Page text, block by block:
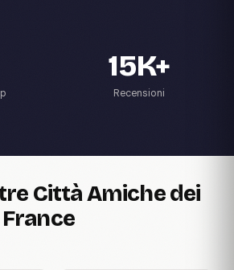
15K+
Recensioni
Città Amiche dei